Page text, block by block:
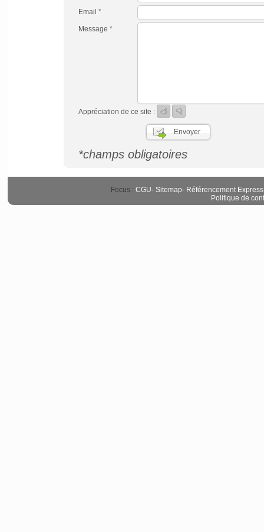
Email *
Message *
Appréciation de ce site :
*champs obligatoires
Focus : CGU- Sitemap- Référencement Express
Politique de